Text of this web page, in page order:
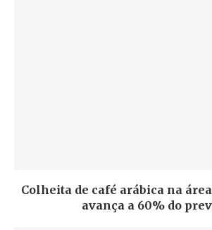
Colheita de café arábica na
avança a 60% do